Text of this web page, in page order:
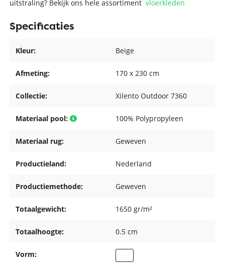
uitstraling? Bekijk ons hele assortimentvloerkleden
Specificaties
Kleur: Beige
Afmeting: 170 x 230 cm
Collectie: Xilento Outdoor 7360
Materiaal pool: 100% Polypropyleen
Materiaal rug: Geweven
Productieland: Nederland
Productiemethode: Geweven
Totaalgewicht: 1650 gr/m²
Totaalhoogte: 0.5 cm
Vorm: